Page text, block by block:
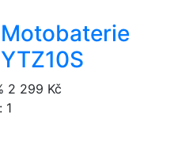
Motobaterie
2 299 Kč
1